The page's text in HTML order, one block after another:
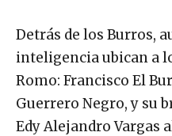
Detrás de los Burros,
inteligencia ubican a
Romo: Francisco El
Guerrero Negro, y su
Edy Alejandro Vargas